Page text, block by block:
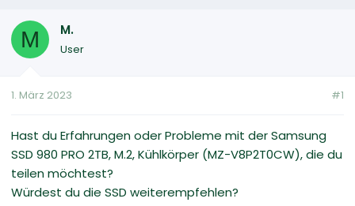
s
e
e
t
m
M M.
User
1. März 2023 #1
Hast du Erfahrungen oder Probleme mit der Samsung
SSD 980 PRO 2TB, M.2, Kühlkörper (MZ-V8P2T0CW), die du
teilen möchtest?
Würdest du die SSD weiterempfehlen?